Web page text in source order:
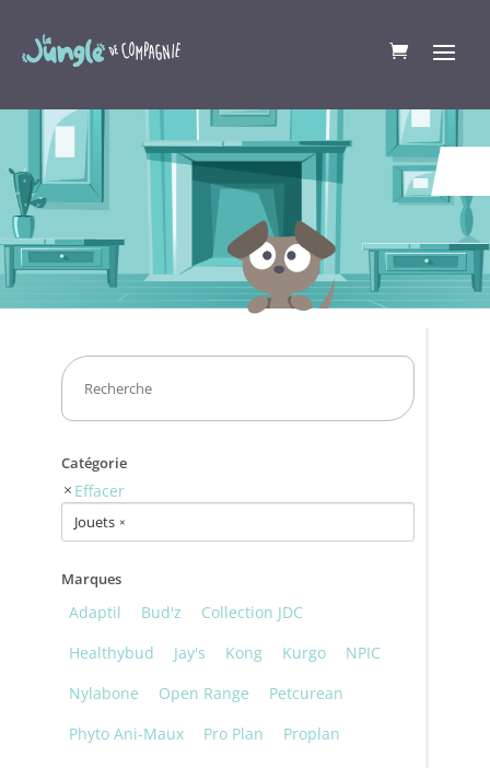
Catégorie
Effacer
Jouets ×
Marques
Adaptil Bud'z
Collection JDC
Healthybud
Jay's Kong Kurgo
NPIC
Nylabone
Open Range
Petcurean
Phyto Ani-Maux
Pro Plan
Proplan